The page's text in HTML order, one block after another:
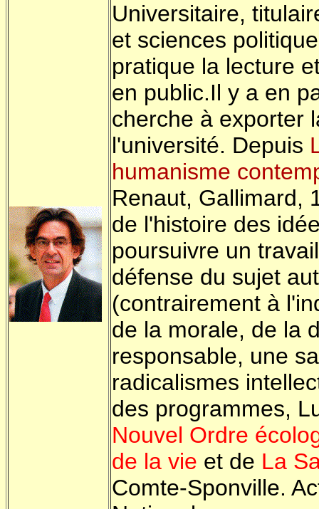
Universitaire,
et sciences
pratique la lecture
en public.Il y a en
cherche à exporter
l'université. Depuis
humanisme
Renaut, Gallimard,
de l'histoire des
poursuivre un
défense du sujet
(contrairement à
de la morale, de la
responsable, une
radicalismes
des programmes,
Nouvel Ordre
de la vie et de La
Comte-Sponville.